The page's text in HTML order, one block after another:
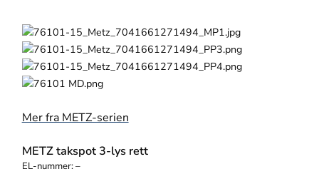
Mer fra METZ-serien
METZ takspot 3-lys rett
EL-nummer:–